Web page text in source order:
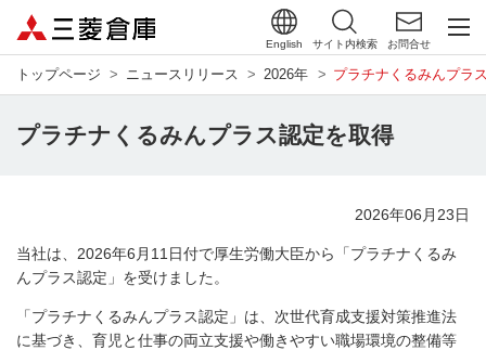
English サイト内検索 お問合せ
トップページ ニュースリリース 2026年 プラチナくるみんプラ
プラチナくるみんプラス認定を取得
2026年06月23日
当社は、2026年6月11日付で厚生労働大臣から「プラチナくるみ
んプラス認定」を受けました。
「プラチナくるみんプラス認定」は、次世代育成支援対策推進法
に基づき、育児と仕事の両立支援や働きやすい職場環境の整備等